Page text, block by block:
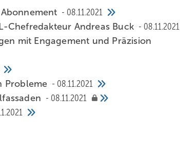
08.11.2021
Chefredakteur Andreas Buck
08.11.2021
mit Engagement und Präzision
Probleme
08.11.2021
08.11.2021